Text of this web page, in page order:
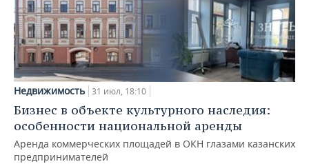
Недвижимость 31 июл, 18:10
Бизнес в объекте культурного наследия:
особенности национальной аренды
Аренда коммерческих площадей в ОКН глазами казанских
предпринимателей